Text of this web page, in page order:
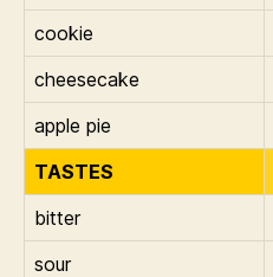
cookie
cheesecake
apple pie
TASTES
bitter
sour